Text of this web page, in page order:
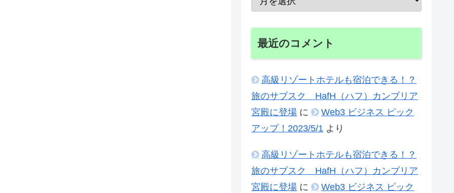
最近のコメント
高級リゾートホテルも宿泊できる！？
旅のサブスク HafH（ハフ）カンブリア
宮殿に登場 に
Web3 ビジネス ピック
アップ！2023/5/1 より
高級リゾートホテルも宿泊できる！？
旅のサブスク HafH（ハフ）カンブリア
宮殿に登場 に
Web3 ビジネス ピック